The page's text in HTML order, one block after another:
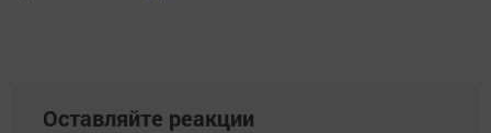
Оставляйте реакции